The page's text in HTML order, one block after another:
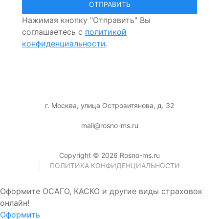
Нажимая кнопку "Отправить" Вы
соглашаетесь с политикой
конфиденциальности.
г. Москва, улица Островитянова, д. 32
mail@rosno-ms.ru
Copyright © 2026 Rosno-ms.ru
ПОЛИТИКА КОНФИДЕНЦИАЛЬНОСТИ
Оформите ОСАГО, КАСКО и другие виды страховок
онлайн!
Оформить